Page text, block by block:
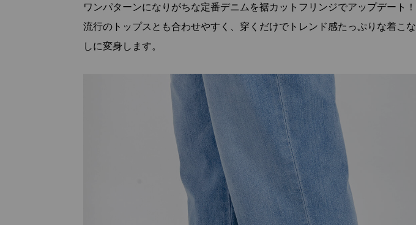
ワンパターンになりがちな定番デニムを裾カットフリンジでアップデート！
流行のトップスとも合わせやすく、穿くだけでトレンド感たっぷりな着こな
しに変身します。